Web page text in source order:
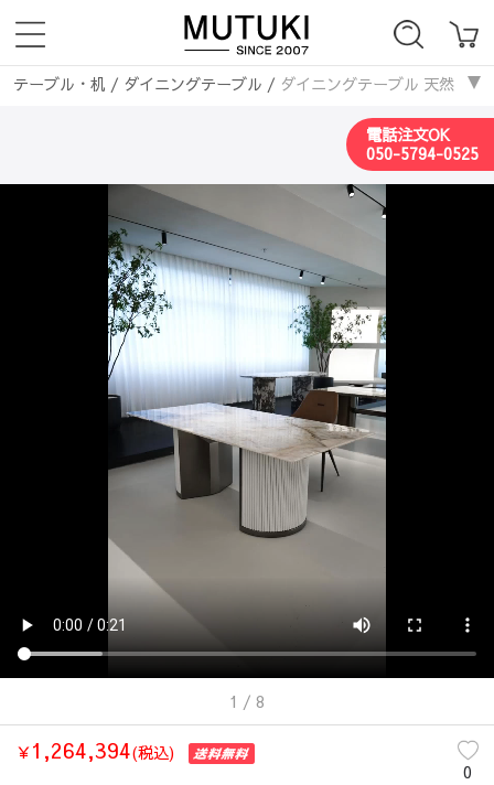
テーブル・机 / ダイニングテーブル / ダイニングテーブル 天然大
電話注文OK
050-5794-0525
1 / 8
￥1,264,394(税込)
0